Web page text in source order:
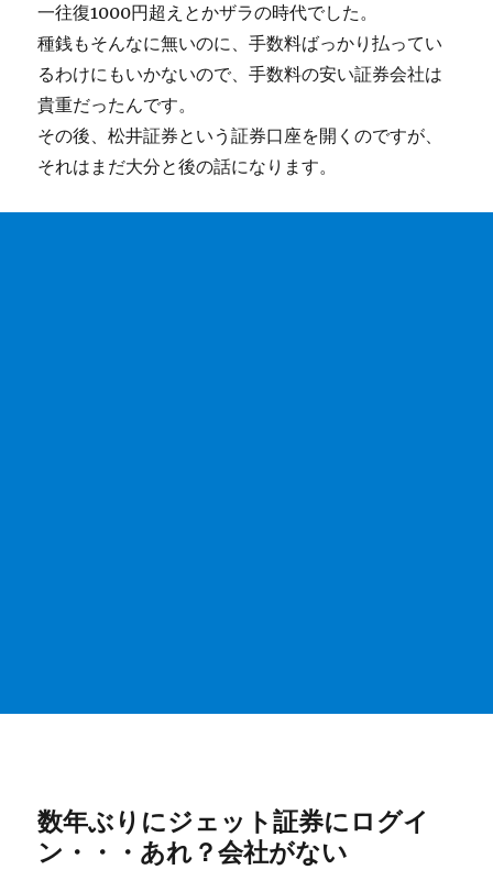
一往復1000円超えとかザラの時代でした。
種銭もそんなに無いのに、手数料ばっかり払ってい
るわけにもいかないので、手数料の安い証券会社は
貴重だったんです。
その後、松井証券という証券口座を開くのですが、
それはまだ大分と後の話になります。
数年ぶりにジェット証券にログイ
ン・・・あれ？会社がない